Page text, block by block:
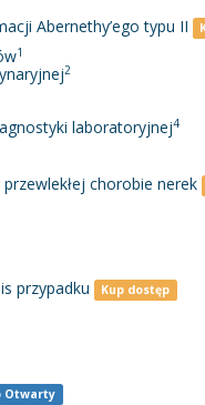
Abernethy’ego typu II
1
2
laboratoryjnej4
chorobie nerek
przypadku Kup dostęp
Otwarty